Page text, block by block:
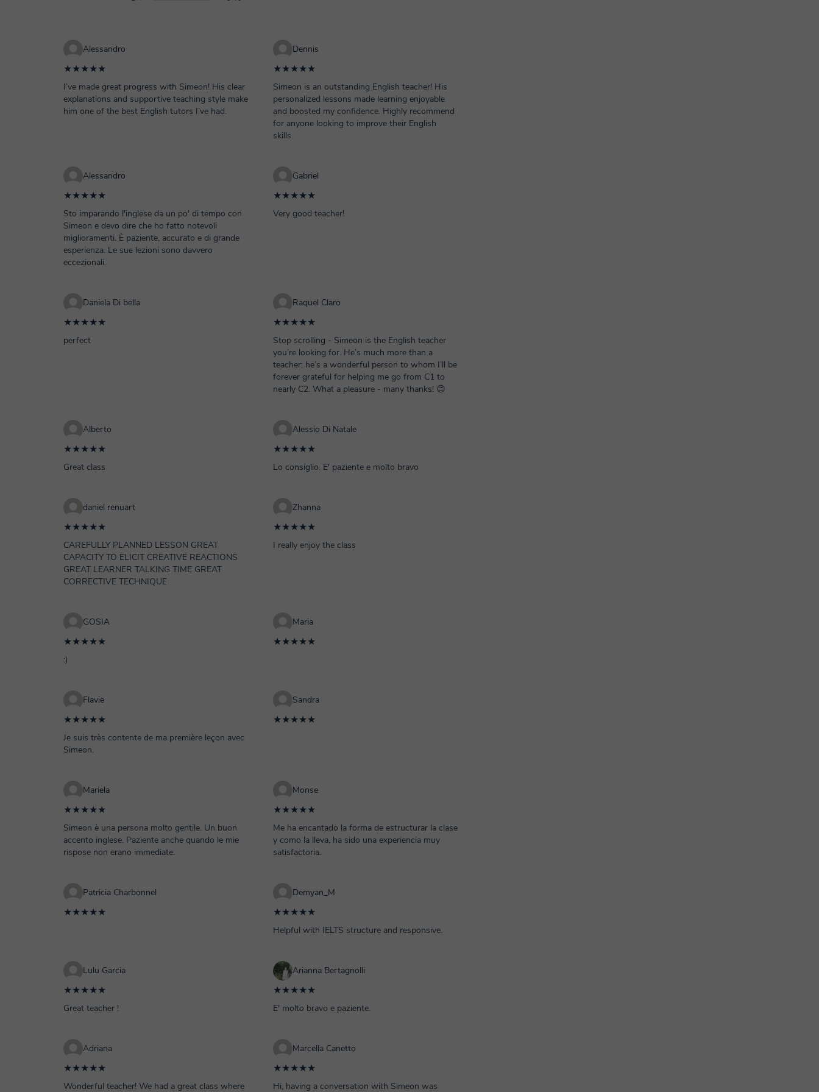
Alessandro
★★★★★
I’ve made great progress with Simeon! His clear
explanations and supportive teaching style make
him one of the best English tutors I’ve had.
Dennis
★★★★★
Simeon is an outstanding English teacher! His
personalized lessons made learning enjoyable
and boosted my confidence. Highly recommend
for anyone looking to improve their English
skills.
Alessandro
★★★★★
Sto imparando l'inglese da un po' di tempo con
Simeon e devo dire che ho fatto notevoli
miglioramenti. È paziente, accurato e di grande
esperienza. Le sue lezioni sono davvero
eccezionali.
Gabriel
★★★★★
Very good teacher!
Daniela Di bella
★★★★★
perfect
Raquel Claro
★★★★★
Stop scrolling - Simeon is the English teacher
you’re looking for. He’s much more than a
teacher; he’s a wonderful person to whom I’ll be
forever grateful for helping me go from C1 to
nearly C2. What a pleasure - many thanks! 😊
Alberto
★★★★★
Great class
Alessio Di Natale
★★★★★
Lo consiglio. E' paziente e molto bravo
daniel renuart
★★★★★
CAREFULLY PLANNED LESSON GREAT
CAPACITY TO ELICIT CREATIVE REACTIONS
GREAT LEARNER TALKING TIME GREAT
CORRECTIVE TECHNIQUE
Zhanna
★★★★★
I really enjoy the class
GOSIA
★★★★★
:)
Maria
★★★★★
Flavie
★★★★★
Je suis très contente de ma première leçon avec
Simeon.
Sandra
★★★★★
Mariela
★★★★★
Simeon è una persona molto gentile. Un buon
accento inglese. Paziente anche quando le mie
rispose non erano immediate.
Monse
★★★★★
Me ha encantado la forma de estructurar la clase
y como la lleva, ha sido una experiencia muy
satisfactoria.
Patricia Charbonnel
★★★★★
Demyan_M
★★★★★
Helpful with IELTS structure and responsive.
Lulu Garcia
★★★★★
Great teacher !
Arianna Bertagnolli
★★★★★
E' molto bravo e paziente.
Adriana
★★★★★
Wonderful teacher! We had a great class where
Marcella Canetto
★★★★★
Hi, having a conversation with Simeon was